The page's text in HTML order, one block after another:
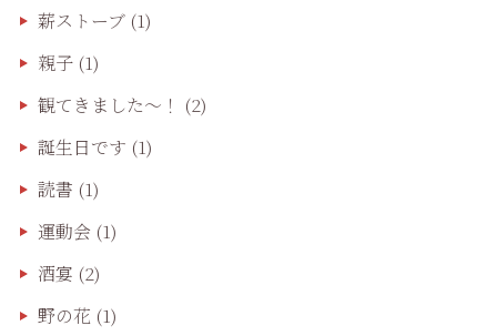
薪ストーブ(1)
親子(1)
観てきました〜！ (2)
誕生日です (1)
読書 (1)
運動会(1)
酒宴 (2)
野の花 (1)